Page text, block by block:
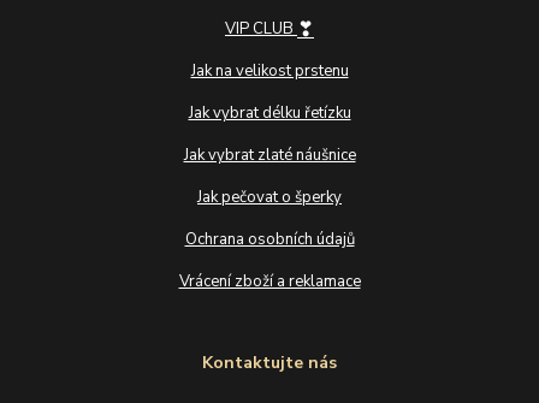
VIP CLUB ❣
Jak na velikost prstenu
Jak vybrat délku řetízku
Jak vybrat zlaté náušnice
Jak pečovat o šperky
Ochrana osobních údajů
Vrácení zboží a reklamace
Kontaktujte nás